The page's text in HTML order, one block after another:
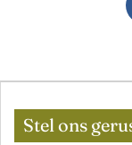
Stel ons